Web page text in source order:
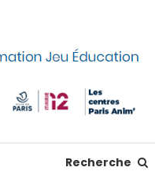
Recherche